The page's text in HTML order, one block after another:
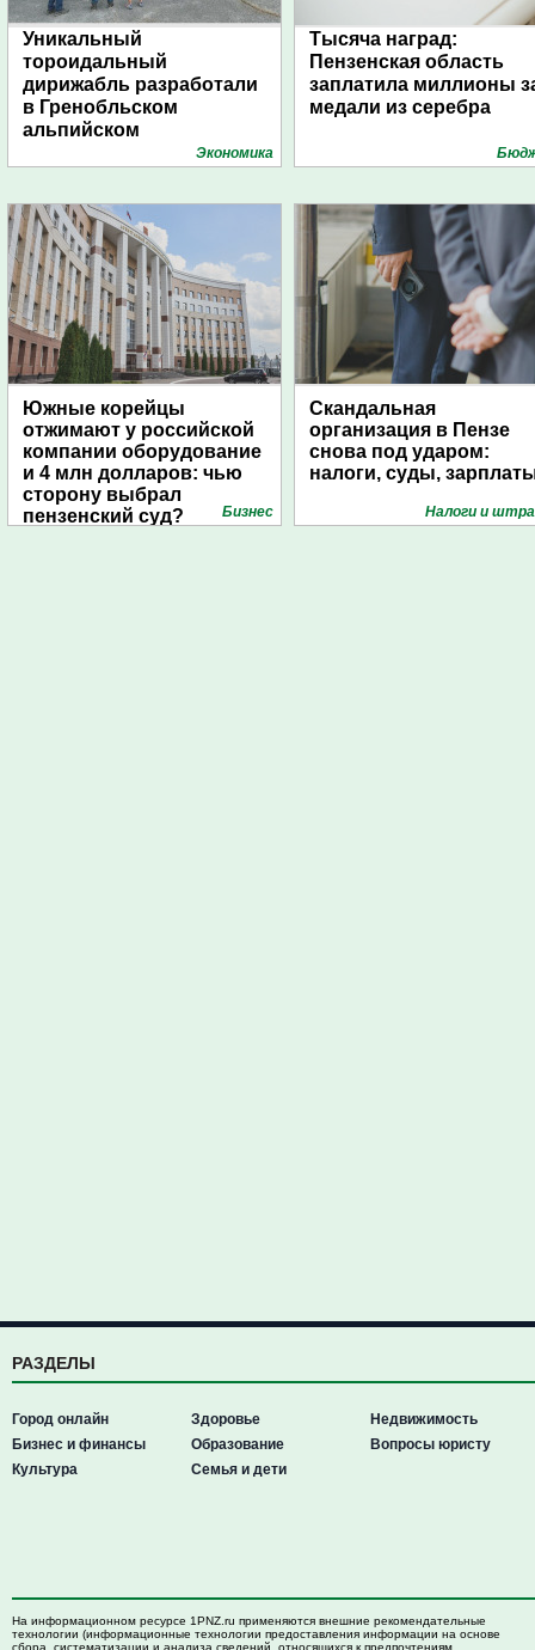
Уникальный
тороидальный
дирижабль разработали
в Гренобльском
альпийском
Экономика
Тысяча наград:
Пензенская область
заплатила миллионы
медали из серебра
Южные корейцы
отжимают у российской
компании оборудование
и 4 млн долларов: чью
сторону выбрал
пензенский суд?
Бизнес
Скандальная
организация в Пензе
снова под ударом:
налоги, суды,
Налоги и
РАЗДЕЛЫ
Город онлайн
Бизнес и финансы
Культура
Здоровье
Образование
Семья и дети
Недвижимость
Вопросы юристу
На информационном ресурсе 1PNZ.ru применяются внешние рекомендательные
технологии (информационные технологии предоставления информации на основе
сбора, систематизации и анализа сведений, относящихся к предпочтениям